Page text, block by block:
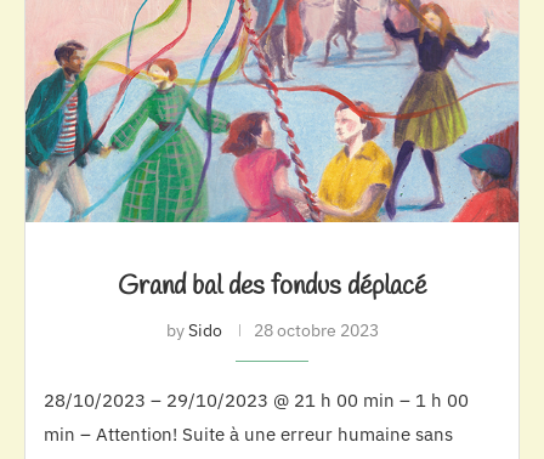
Grand bal des fondus déplacé
bySido 28 octobre 2023
28/10/2023 – 29/10/2023 @ 21 h 00 min – 1 h 00
min – Attention! Suite à une erreur humaine sans